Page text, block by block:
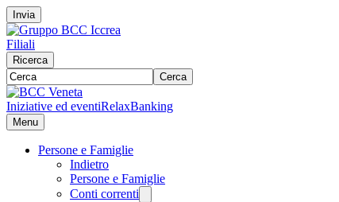
Invia
Filiali
Ricerca
Cerca
Iniziative ed eventiRelaxBanking
Menu
Persone e Famiglie
Indietro
Persone e Famiglie
Conti correnti